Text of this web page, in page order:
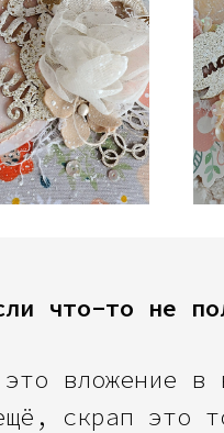
что-то не
вложение в
скрап это